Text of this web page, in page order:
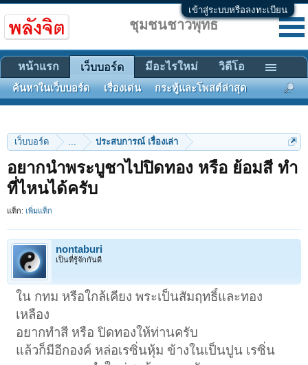
เข้าสู่ระบบหรือลงทะเบียน
เว็บบอร์ด ... ประสบการณ์ เรื่องเล่า
อยากนำพระบูชาไปปิดทอง หรือ ย้อมสี ทำ
ที่ไหนได้ครับ
แท็ก: เพิ่มแท็ก
nontaburi
เป็นที่รู้จักกันดี
ใน กทม หรือใกล้เคียง พระเป็นสัมฤทธิ์และทอง
เหลือง
อยากทำสี หรือ ปิดทองให้ท่านครับ
แล้วก็มีอีกองค์ หล่อเรซิ่นหุ้ม ข้างในเป็นปูน เรซิ่น
ชุมชนชาวพุทธ
หน้าแรก เว็บบอร์ด
ค้นหาในเว็บบอร์ด เรื่องเด่น กระทู้และโพสต์ล่าสุด
มีอะไรใหม่ วิดีโอ